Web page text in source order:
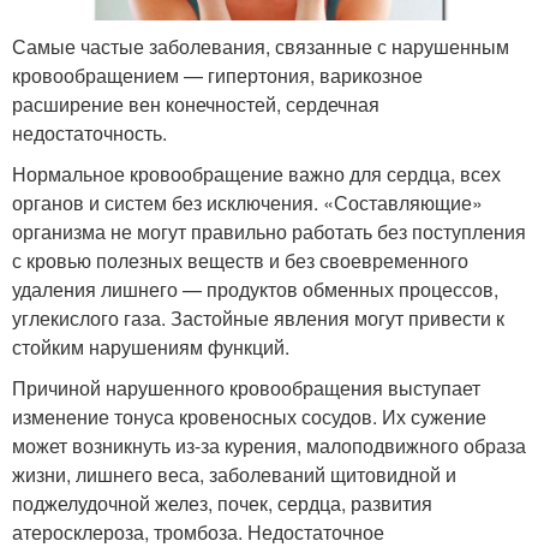
Самые частые заболевания, связанные с нарушенным
кровообращением — гипертония, варикозное
расширение вен конечностей, сердечная
недостаточность.
Нормальное кровообращение важно для сердца, всех
органов и систем без исключения. «Составляющие»
организма не могут правильно работать без поступления
с кровью полезных веществ и без своевременного
удаления лишнего — продуктов обменных процессов,
углекислого газа. Застойные явления могут привести к
стойким нарушениям функций.
Причиной нарушенного кровообращения выступает
изменение тонуса кровеносных сосудов. Их сужение
может возникнуть из-за курения, малоподвижного образа
жизни, лишнего веса, заболеваний щитовидной и
поджелудочной желез, почек, сердца, развития
атеросклероза, тромбоза. Недостаточное